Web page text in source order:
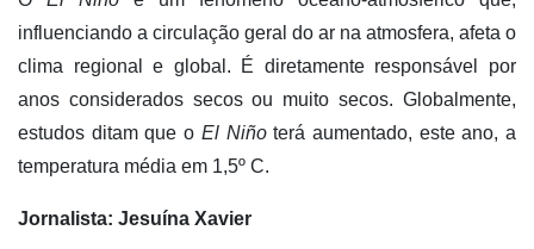
influenciando a circulação geral do ar na atmosfera, afeta o
clima regional e global. É diretamente responsável por
anos considerados secos ou muito secos. Globalmente,
estudos ditam que o El Niñoterá aumentado, este ano, a
temperatura média em 1,5º C.
Jornalista: Jesuína Xavier